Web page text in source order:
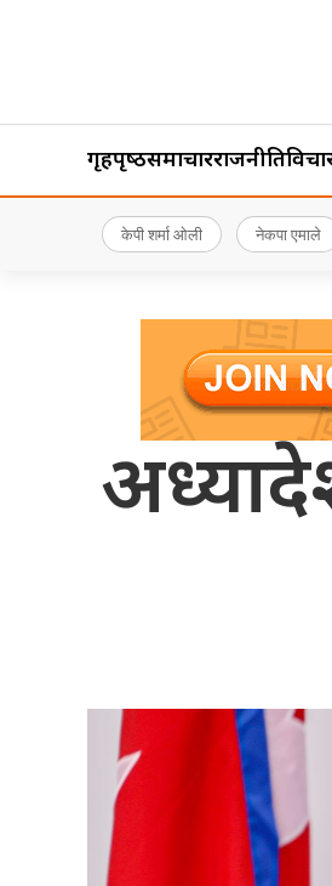
गृहपृष्‍ठसमाचारराजनीति
केपी शर्मा ओली नेकपा एमाले